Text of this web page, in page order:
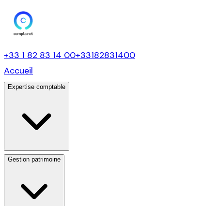
+33 1 82 83 14 00+33182831400
Accueil
Expertise comptable
Gestion patrimoine